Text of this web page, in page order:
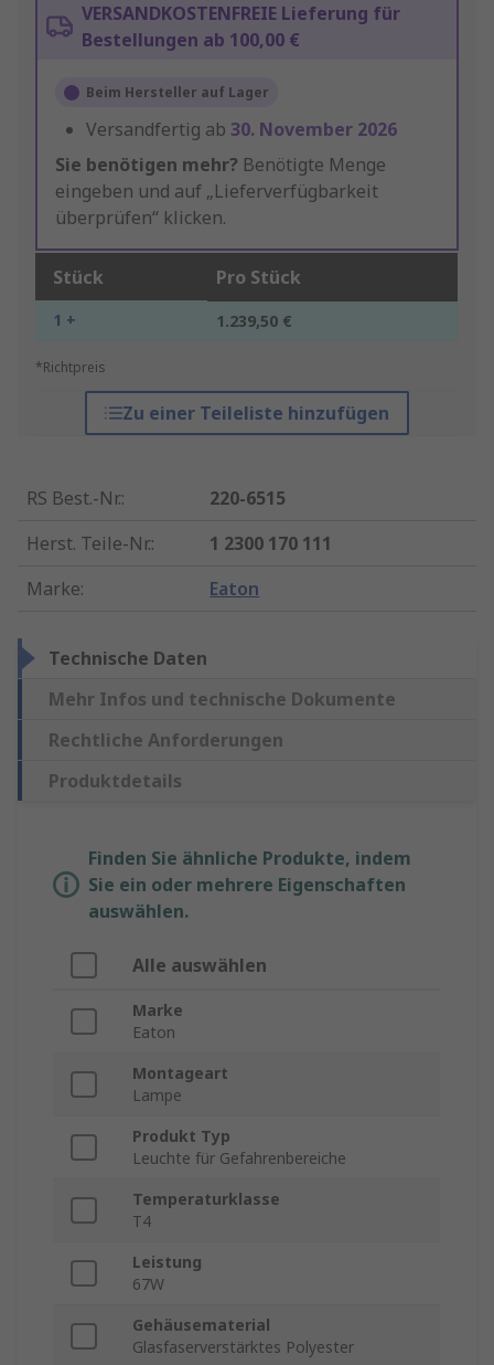
VERSANDKOSTENFREIE Lieferung für
Bestellungen ab 100,00 €
Beim Hersteller auf Lager
Versandfertig ab 30. November 2026
Sie benötigen mehr? Benötigte Menge
eingeben und auf „Lieferverfügbarkeit
überprüfen“ klicken.
Stück Pro Stück
1 + 1.239,50 €
*Richtpreis
Zu einer Teileliste hinzufügen
RS Best.-Nr.:
220-6515
Herst. Teile-Nr.:
1 2300 170 111
Marke: Eaton
Technische Daten
Mehr Infos und technische Dokumente
Rechtliche Anforderungen
Produktdetails
Finden Sie ähnliche Produkte, indem
Sie ein oder mehrere Eigenschaften
auswählen.
Alle auswählen
Marke
Eaton
Montageart
Lampe
Produkt Typ
Leuchte für Gefahrenbereiche
Temperaturklasse
T4
Leistung
67W
Gehäusematerial
Glasfaserverstärktes Polyester